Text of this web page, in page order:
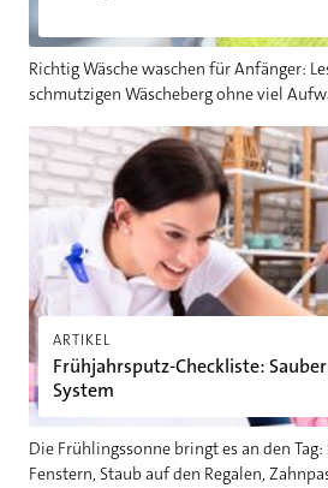
Richtig Wäsche waschen für Anfänger:
schmutzigen Wäscheberg ohne viel
ARTIKEL
Frühjahrsputz-Checkliste:
System
Die Frühlingssonne bringt es an den
Fenstern, Staub auf den Regalen,
Frühjahrsputz-Checkliste: